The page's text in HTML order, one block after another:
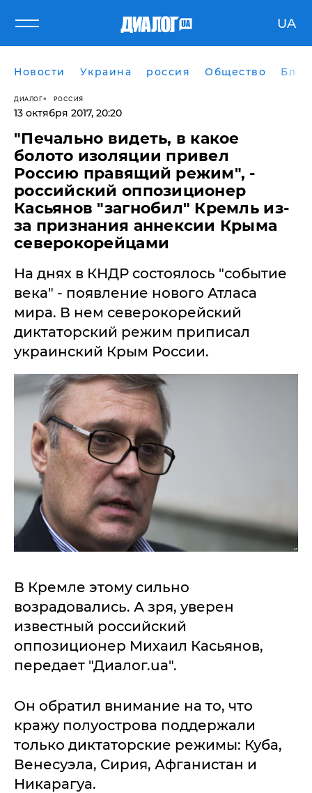
UA
Новости Украина россия Общество
ДИАЛОГ РОССИЯ
13 октября 2017, 20:20
​"Печально видеть, в какое
болото изоляции привел
Россию правящий режим", -
российский оппозиционер
Касьянов "загнобил" Кремль из-
за признания аннексии Крыма
северокорейцами
На днях в КНДР состоялось "событие
века" - появление нового Атласа
мира. В нем северокорейский
диктаторский режим приписал
украинский Крым России.
В Кремле этому сильно
возрадовались. А зря, уверен
известный российский
оппозиционер Михаил Касьянов,
передает "Диалог.ua".
Он обратил внимание на то, что
кражу полуострова поддержали
только диктаторские режимы: Куба,
Венесуэла, Сирия, Афганистан и
Никарагуа.